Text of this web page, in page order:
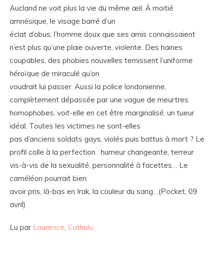
Aucland ne voit plus la vie du même œil. À moitié
amnésique, le visage barré d’un
éclat d’obus, l’homme doux que ses amis connaissaient
n’est plus qu’une plaie ouverte, violente. Des haines
coupables, des phobies nouvelles ternissent l’uniforme
héroïque de miraculé qu’on
voudrait lui passer. Aussi la police londonienne,
complètement dépassée par une vague de meurtres
homophobes, voit-elle en cet être marginalisé, un tueur
idéal. Toutes les victimes ne sont-elles
pas d’anciens soldats gays, violés puis battus à mort ? Le
profil colle à la perfection : humeur changeante, terreur
vis-à-vis de la sexualité, personnalité à facettes… Le
caméléon pourrait bien
avoir pris, là-bas en Irak, la couleur du sang…(Pocket, 09
avril)
Lu par Laurence, Cathulu